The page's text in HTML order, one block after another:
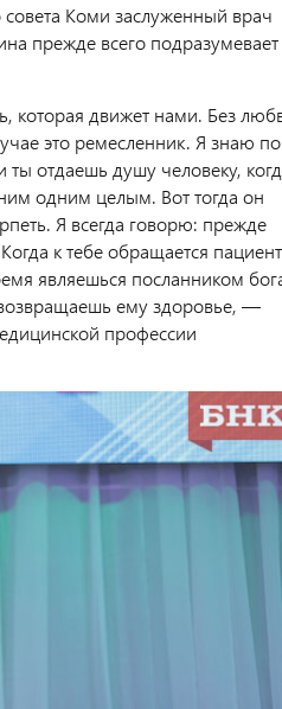
совета Коми заслуженный врач
прежде всего подразумевает
которая движет нами. Без
это ремесленник. Я знаю по
ты отдаешь душу человеку,
одним целым. Вот тогда он
Я всегда говорю: прежде
к тебе обращается пациент
являешься посланником
ему здоровье, —
профессии